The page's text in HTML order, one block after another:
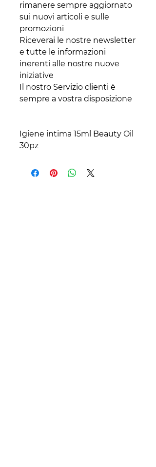
rimanere sempre aggiornato
sui nuovi articoli e sulle
promozioni
Riceverai le nostre newsletter
e tutte le informazioni
inerenti alle nostre nuove
iniziative
Il nostro Servizio clienti è
sempre a vostra disposizione
Igiene intima 15ml Beauty Oil
30pz